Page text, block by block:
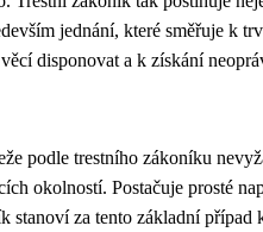
jednání, které směřuje k
disponovat a k získání
podle trestního zákoníku
okolností. Postačuje prosté
stanoví za tento základní případ